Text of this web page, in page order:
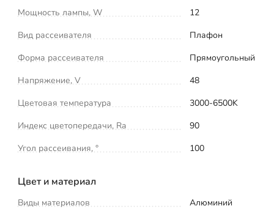
Мощность лампы, W
12
Вид рассеивателя
Плафон
Форма рассеивателя
Прямоугольный
Напряжение, V
48
Цветовая температура
3000-6500K
Индекс цветопередачи, Ra
90
Угол рассеивания, °
100
Цвет и материал
Виды материалов Алюминий